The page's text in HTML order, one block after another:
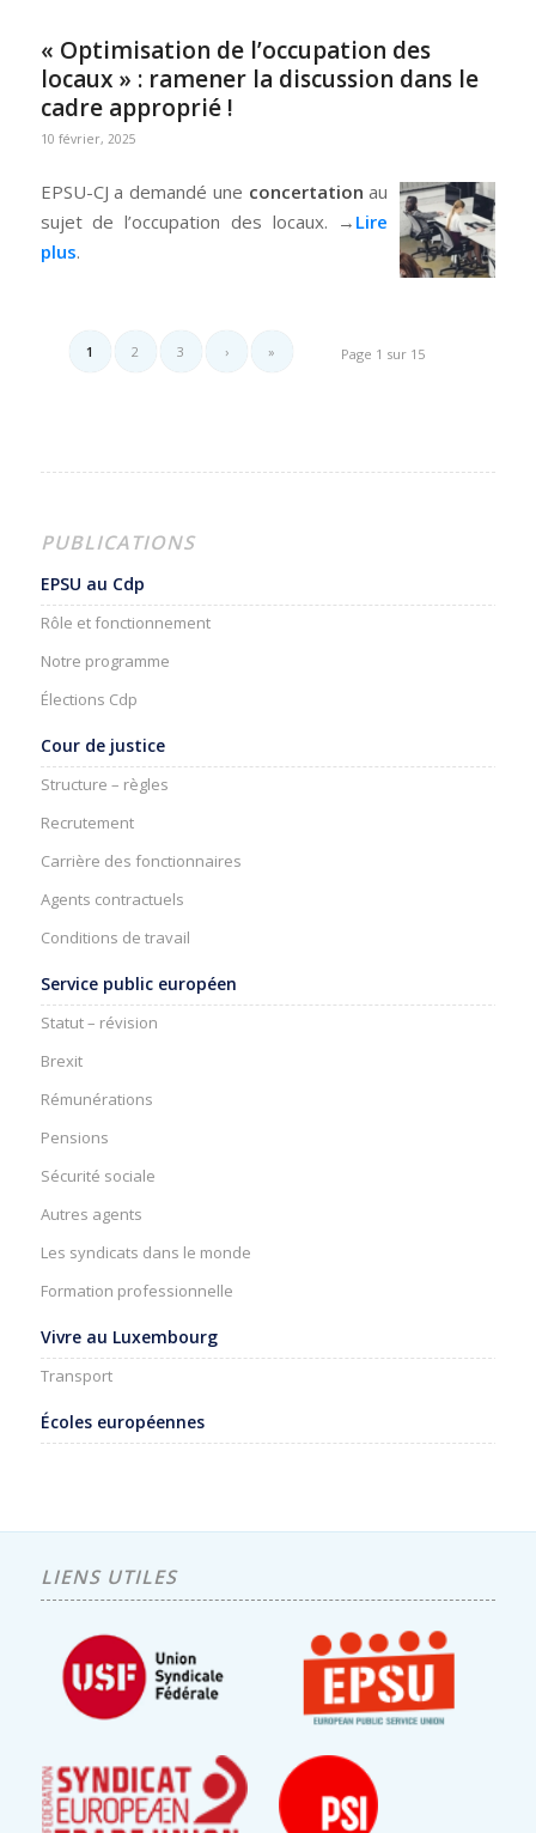
« Optimisation de l’occupation des
locaux » : ramener la discussion dans le
cadre approprié !
10 février, 2025
EPSU-CJ a demandé une concertation au
sujet de l’occupation des locaux. → Lire
plus.
Page 1 sur 15
1 2 3 › »
PUBLICATIONS
EPSU au Cdp
Rôle et fonctionnement
Notre programme
Élections Cdp
Cour de justice
Structure – règles
Recrutement
Carrière des fonctionnaires
Agents contractuels
Conditions de travail
Service public européen
Statut – révision
Brexit
Rémunérations
Pensions
Sécurité sociale
Autres agents
Les syndicats dans le monde
Formation professionnelle
Vivre au Luxembourg
Transport
Écoles européennes
LIENS UTILES